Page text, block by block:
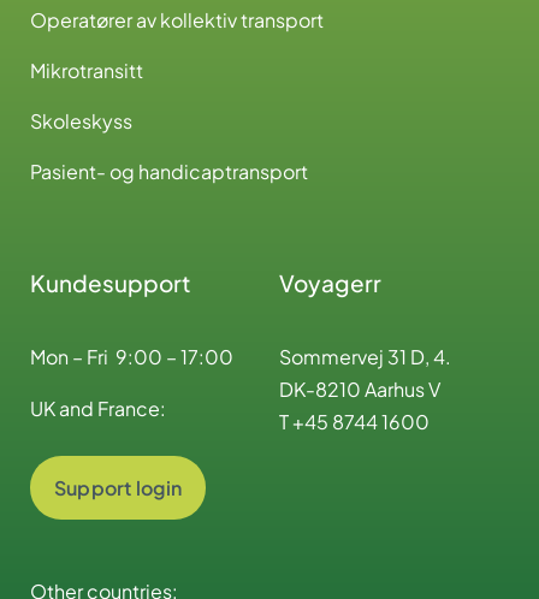
Operatører av kollektiv transport
Mikrotransitt
Skoleskyss
Pasient- og handicaptransport
Kundesupport
Mon – Fri 9:00 – 17:00
UK and France:
Support login
Other countries:
Voyagerr
Sommervej 31 D, 4.
DK-8210 Aarhus V
T +45 8744 1600